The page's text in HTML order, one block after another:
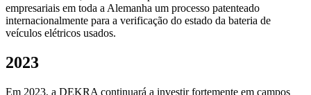
empresariais em toda a Alemanha um processo patenteado
internacionalmente para a verificação do estado da bateria de
veículos elétricos usados.
2023
Em 2023, a DEKRA continuará a investir fortemente em campos